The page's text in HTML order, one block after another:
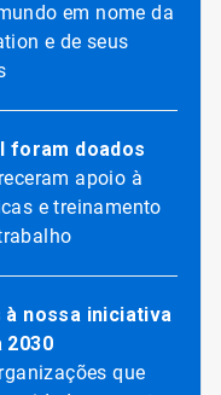
em nome da
e de seus
foram doados
apoio à
e treinamento
à nossa iniciativa
2030
que